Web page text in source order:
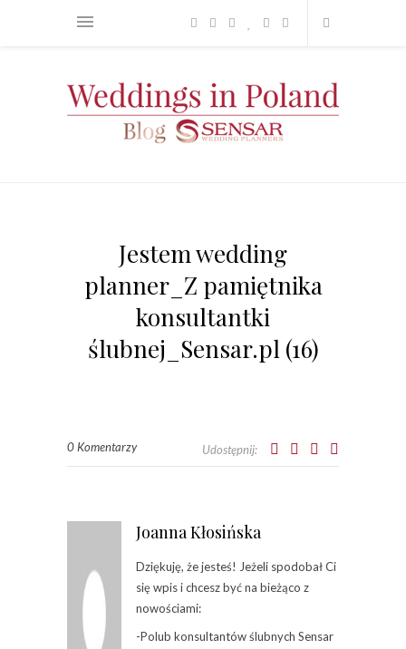
Jestem wedding
planner_Z pamiętnika
konsultantki
ślubnej_Sensar.pl (16)
0 Komentarzy Udostępnij:
Joanna Kłosińska
Dziękuję, że jesteś! Jeżeli spodobał Ci
się wpis i chcesz być na bieżąco z
nowościami:
-Polub konsultantów ślubnych Sensar